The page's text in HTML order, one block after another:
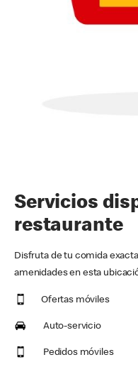
Servicios
restaurante
Disfruta de tu comida
amenidades en esta
Ofertas móviles
Auto-servicio
Pedidos móviles